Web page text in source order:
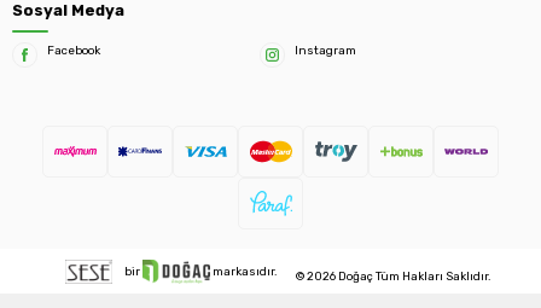
Sosyal Medya
Facebook Instagram
bir markasıdır. © 2026 Doğaç Tüm Hakları Saklıdır.